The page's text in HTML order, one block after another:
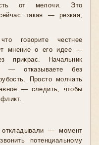
от мелочи. Это
такая — резкая,
говорите честнее
мнение о его идее —
Начальник
— отказываете без
Просто молчать
— следить, чтобы
— момент
потенциальному